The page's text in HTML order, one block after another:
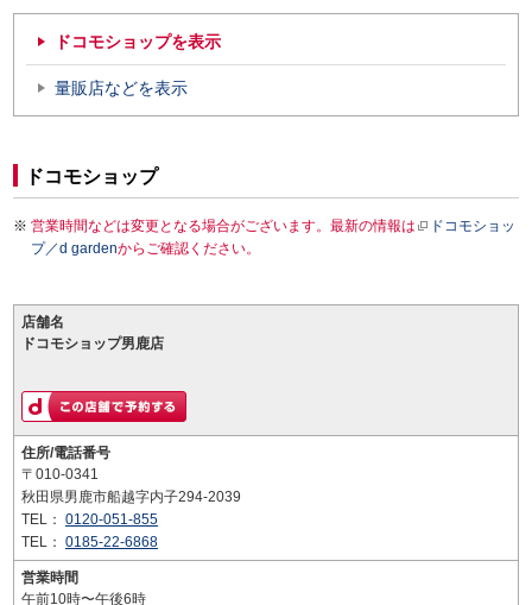
ドコモショップを表示
量販店などを表示
ドコモショップ
営業時間などは変更となる場合がございます。最新の情報は
ドコモショッ
プ／d gardenからご確認ください。
店舗名
ドコモショップ男鹿店
住所/電話番号
〒010-0341
秋田県男鹿市船越字内子294-2039
TEL： 0120-051-855
TEL： 0185-22-6868
営業時間
午前10時〜午後6時